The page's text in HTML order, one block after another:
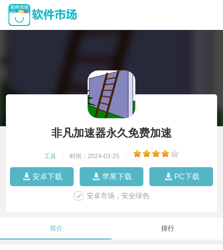
非凡加速器永久免费加速
工具 时间：2024-03-25
安卓下载 苹果下载 PC下载
安卓市场，安全绿色
简介 排行